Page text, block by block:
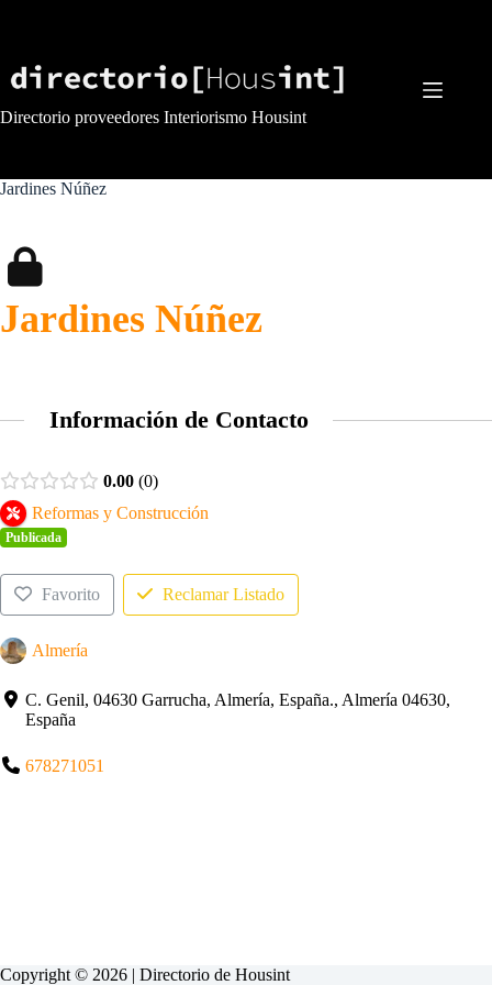
Directorio proveedores Interiorismo Housint
Jardines Núñez
Jardines Núñez
Información de Contacto
0.00 0
Reformas y Construcción
Publicada
Favorito Reclamar Listado
Almería
C. Genil, 04630 Garrucha, Almería, España., Almería 04630,
España
678271051
Copyright © 2026 | Directorio de Housint